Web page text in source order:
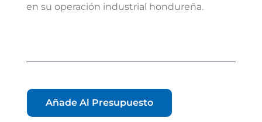
en su operación industrial hondureña.
Añade Al Presupuesto